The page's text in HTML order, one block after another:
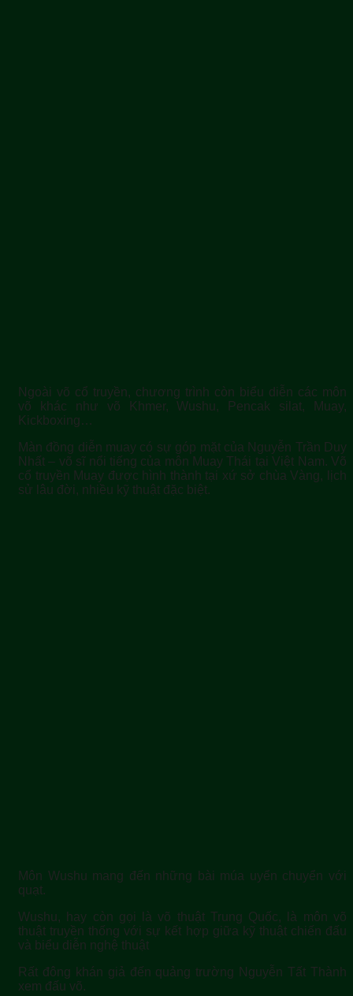
Ngoài võ cổ truyền, chương trình còn biểu diễn các môn
võ khác như võ Khmer, Wushu, Pencak silat, Muay,
Kickboxing…
Màn đồng diễn muay có sự góp mặt của Nguyễn Trần Duy
Nhất – võ sĩ nổi tiếng của môn Muay Thái tại Việt Nam. Võ
cổ truyền Muay được hình thành tại xứ sở chùa Vàng, lịch
sử lâu đời, nhiều kỹ thuật đặc biệt.
Môn Wushu mang đến những bài múa uyển chuyển với
quạt.
Wushu, hay còn gọi là võ thuật Trung Quốc, là môn võ
thuật truyền thống với sự kết hợp giữa kỹ thuật chiến đấu
và biểu diễn nghệ thuật
Rất đông khán giả đến quảng trường Nguyễn Tất Thành
xem đấu võ.